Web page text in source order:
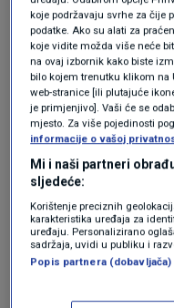
treće mjesto
zauzeo Britanac
"Gurao sam,
kočenju. Pokušao
Maxa, ali pozitivna
smo brži u utrci.
pobjede, što je
koje podržavaju svrhe za čije
podatke. Ako su alati za
koje vidite možda više neće
na ovaj izbornik kako biste
bilo kojem trenutku klikom na
web-stranice [ili plutajuće
je primjenjivo]. Vaši će se
mjesto. Za više pojedinosti
informacije o vašoj
Mi i naši partneri
sljedeće:
Korištenje preciznih
karakteristika uređaja za
uređaju. Personalizirano
sadržaja, uvidi u publiku i
Popis partnera (dobavljača)